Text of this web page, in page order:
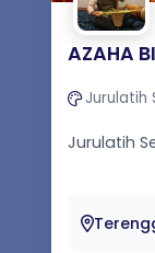
AZAHA
Jurulatih
Jurulatih